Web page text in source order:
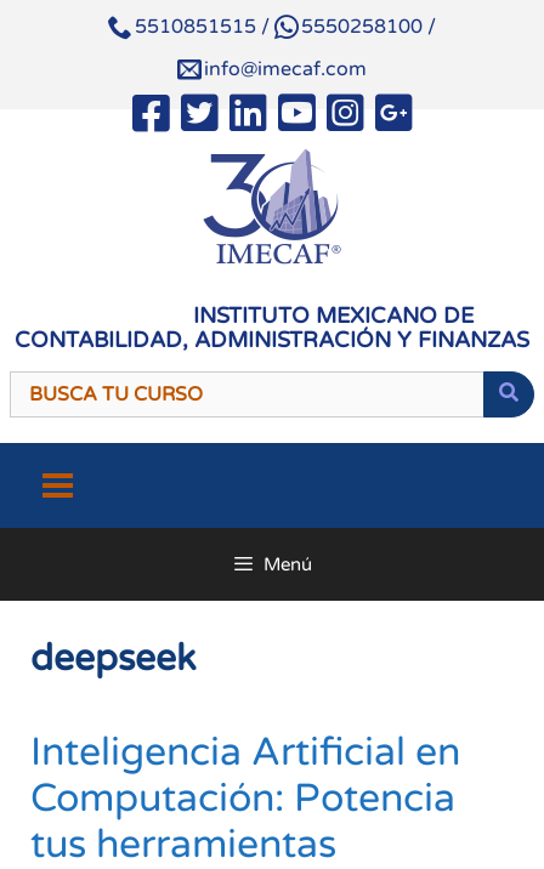
5510851515 / 5550258100 /
info@imecaf.com
INSTITUTO MEXICANO DE
CONTABILIDAD, ADMINISTRACIÓN Y FINANZAS
contenido
Menú
deepseek
Inteligencia Artificial en
Computación: Potencia
tus herramientas